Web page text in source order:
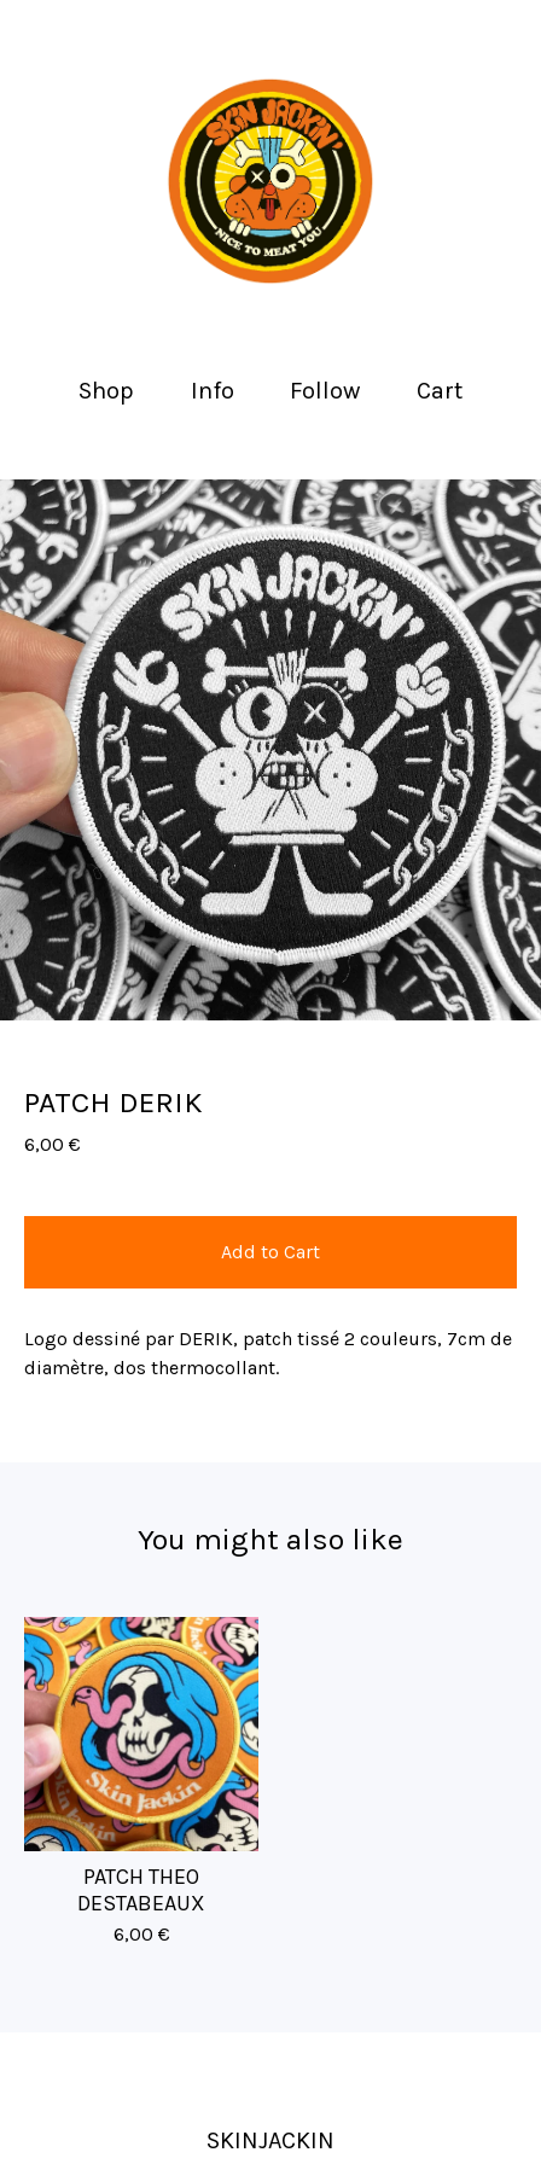
Shop Info Follow Cart
PATCH DERIK
6,00 €
Add to Cart
Logo dessiné par DERIK, patch tissé 2 couleurs, 7cm de
diamètre, dos thermocollant.
You might also like
PATCH THEO
DESTABEAUX
6,00 €
SKINJACKIN